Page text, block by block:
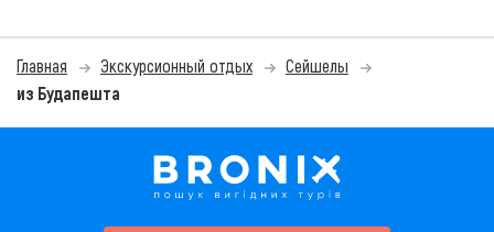
Главная Экскурсионный отдых
Сейшелы
из Будапешта